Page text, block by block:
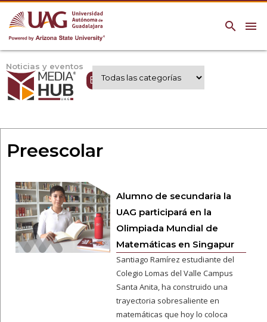
menu
search
Noticias y eventos
Expertos UAG
Preescolar
Alumno de secundaria la
UAG participará en la
Olimpiada Mundial de
Matemáticas en Singapur
Santiago Ramírez estudiante del
Colegio Lomas del Valle Campus
Santa Anita, ha construido una
trayectoria sobresaliente en
matemáticas que hoy lo coloca